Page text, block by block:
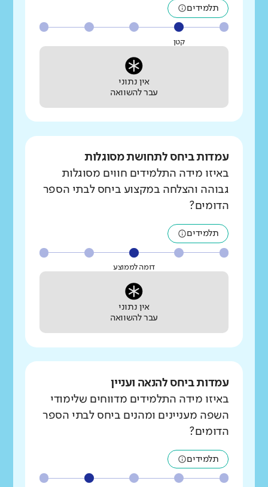
תלמידים
קטן
אין נתוני
עבר להשוואה
עמדות ביחס לתחושת מסוגלות
באיזו מידה התלמידים חווים מסוגלות
גבוהה והצלחה במקצוע ביחס לבתי הספר
הדומים?
תלמידים
דומה לממוצע
אין נתוני
עבר להשוואה
עמדות ביחס להנאה ועניין
באיזו מידה התלמידים מדווחים שלימודי
השפה מעניינים ומהנים ביחס לבתי הספר
הדומים?
תלמידים